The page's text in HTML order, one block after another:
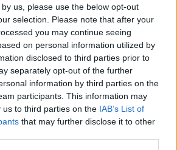
us, please use the below opt-out
selection. Please note that after your
you may continue seeing
on personal information utilized by
disclosed to third parties prior to
separately opt-out of the further
information by third parties on the
participants. This information may
us to third parties on the IAB’s List of
that may further disclose it to other